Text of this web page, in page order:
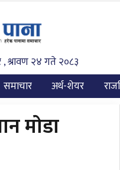
श्रावण २४ गते २०८३
समाचार अर्थ-शेयर
माेडा